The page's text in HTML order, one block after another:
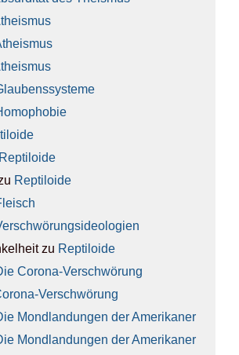
Rep­ti­lo­ide
Rep­ti­lo­ide
zu Rep­ti­lo­ide
Coro­na-Ver­schwö­rung
Ver­schwö­rung
Mond­lan­dun­gen der Ame­ri­ka­ner
Mond­lan­dun­gen der Ame­ri­ka­ner